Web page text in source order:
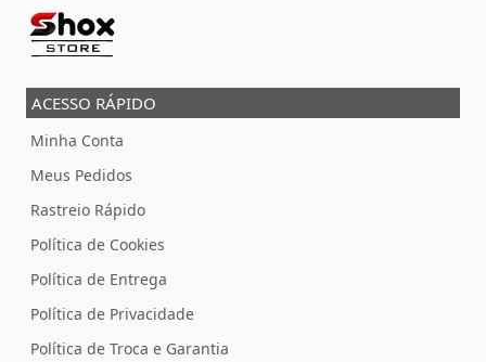
ACESSO RÁPIDO
Minha Conta
Meus Pedidos
Rastreio Rápido
Política de Cookies
Política de Entrega
Política de Privacidade
Política de Troca e Garantia